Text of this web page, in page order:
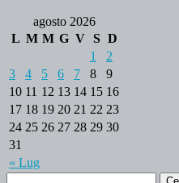
agosto 2026
L M M G V S D
« Lug
1
2
3
4 5 6 7 8
9
10 11 12 13 14 15 16
17 18 19 20 21 22 23
24 25 26 27 28 29 30
31